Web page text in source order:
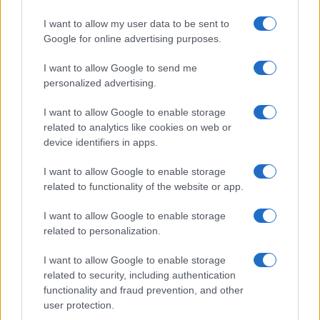
I want to allow my user data to be sent to
Google for online advertising purposes.
I want to allow Google to send me
personalized advertising.
I want to allow Google to enable storage
related to analytics like cookies on web or
device identifiers in apps.
I want to allow Google to enable storage
related to functionality of the website or app.
I want to allow Google to enable storage
related to personalization.
I want to allow Google to enable storage
related to security, including authentication
functionality and fraud prevention, and other
user protection.
Elegia per Sangiuliano: il
rivoluzionario mite
diDaniele Biello
15 Settembre 2024, 7:25